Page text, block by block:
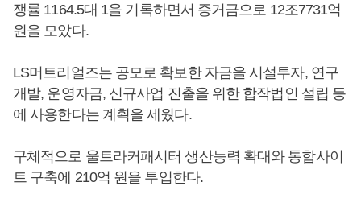
쟁률 1164.5대 1을 기록하면서 증거금으로 12조7731억
원을 모았다.
LS머트리얼즈는 공모로 확보한 자금을 시설투자, 연구
개발, 운영자금, 신규사업 진출을 위한 합작법인 설립 등
에 사용한다는 계획을 세웠다.
구체적으로 울트라커패시터 생산능력 확대와 통합사이
트 구축에 210억 원을 투입한다.